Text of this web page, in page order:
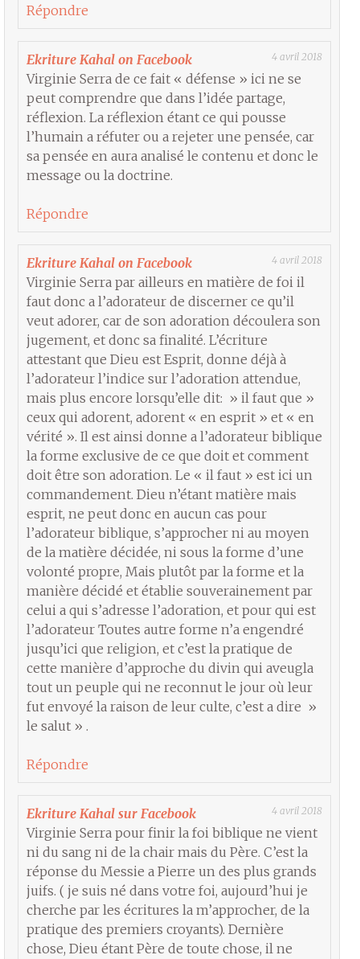
Répondre
Ekriture Kahal on Facebook 4 avril 2018
Virginie Serra de ce fait « défense » ici ne se
peut comprendre que dans l’idée partage,
réflexion. La réflexion étant ce qui pousse
l’humain a réfuter ou a rejeter une pensée, car
sa pensée en aura analisé le contenu et donc le
message ou la doctrine.
Répondre
Ekriture Kahal on Facebook 4 avril 2018
Virginie Serra par ailleurs en matière de foi il
faut donc a l’adorateur de discerner ce qu’il
veut adorer, car de son adoration découlera son
jugement, et donc sa finalité. L’écriture
attestant que Dieu est Esprit, donne déjà à
l’adorateur l’indice sur l’adoration attendue,
mais plus encore lorsqu’elle dit: » il faut que »
ceux qui adorent, adorent « en esprit » et « en
vérité ». Il est ainsi donne a l’adorateur biblique
la forme exclusive de ce que doit et comment
doit être son adoration. Le « il faut » est ici un
commandement. Dieu n’étant matière mais
esprit, ne peut donc en aucun cas pour
l’adorateur biblique, s’approcher ni au moyen
de la matière décidée, ni sous la forme d’une
volonté propre, Mais plutôt par la forme et la
manière décidé et établie souverainement par
celui a qui s’adresse l’adoration, et pour qui est
l’adorateur Toutes autre forme n’a engendré
jusqu’ici que religion, et c’est la pratique de
cette manière d’approche du divin qui aveugla
tout un peuple qui ne reconnut le jour où leur
fut envoyé la raison de leur culte, c’est a dire »
le salut » .
Répondre
Ekriture Kahal sur Facebook 4 avril 2018
Virginie Serra pour finir la foi biblique ne vient
ni du sang ni de la chair mais du Père. C’est la
réponse du Messie a Pierre un des plus grands
juifs. ( je suis né dans votre foi, aujourd’hui je
cherche par les écritures la m’approcher, de la
pratique des premiers croyants). Dernière
chose, Dieu étant Père de toute chose, il ne